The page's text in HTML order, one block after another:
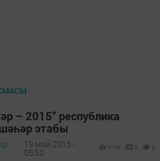
– 2015” республика
этабы
19 май 2015 -
05:50
1170 0 0